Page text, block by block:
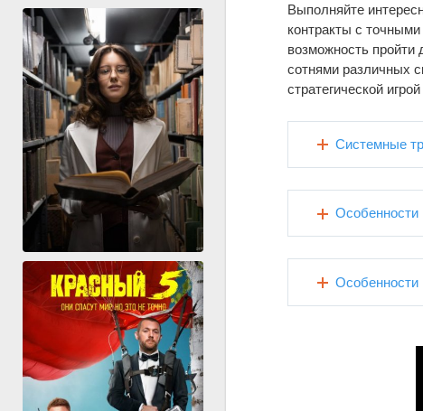
Выполняйте
контракты с
возможность
сотнями различных
стратегической
Системные
Особенности
Особенности